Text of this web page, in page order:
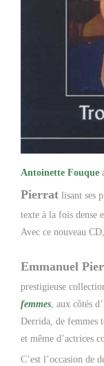
Antoinette Fouque
Pierrat lisant ses
texte à la fois dense
Avec ce nouveau CD,
Emmanuel
prestigieuse
femmes , aux côtés
Derrida, de femmes
et même d’actrices
C’est l’occasion de